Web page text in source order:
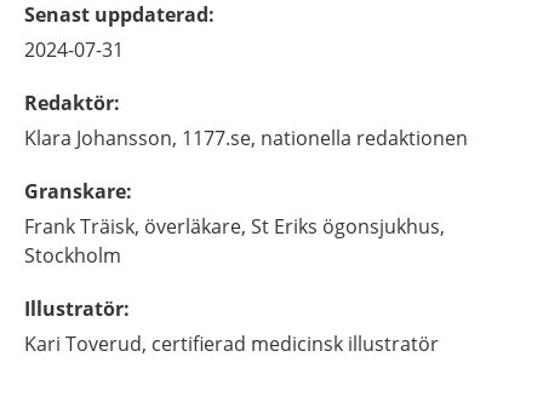
Senast uppdaterad:
2024-07-31
Redaktör:
Klara Johansson, 1177.se, nationella redaktionen
Granskare:
FrankTräisk, överläkare, St Eriks ögonsjukhus,
Stockholm
Illustratör:
Kari Toverud, certifierad medicinsk illustratör